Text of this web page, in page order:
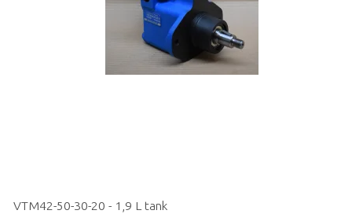
VTM42-50-30-20 - 1,9 L tank